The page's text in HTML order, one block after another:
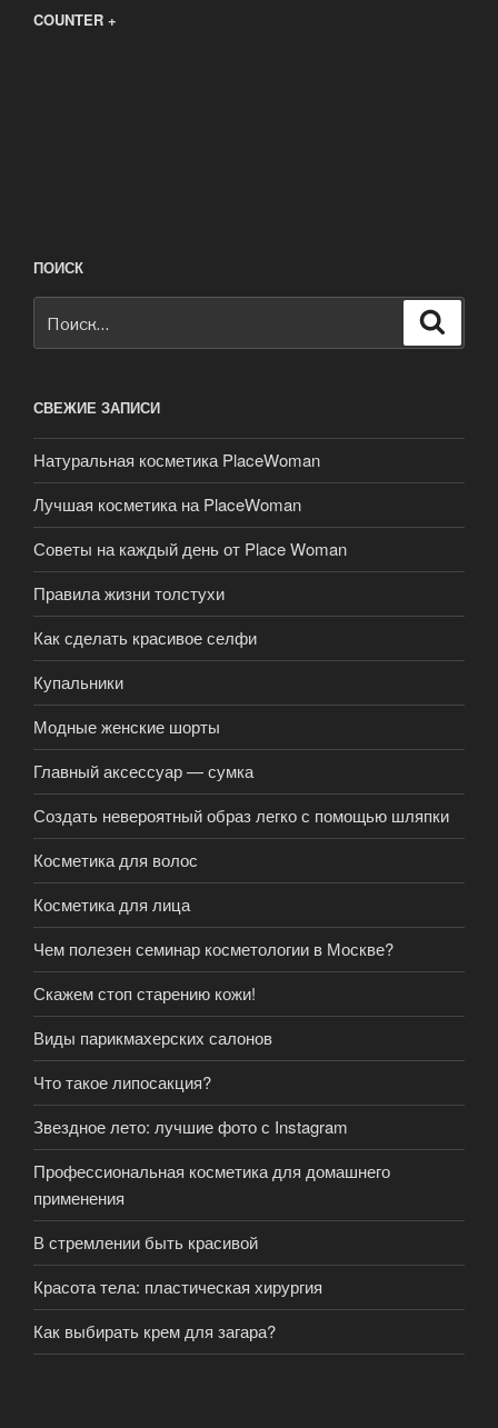
COUNTER +
ПОИСК
СВЕЖИЕ ЗАПИСИ
Натуральная косметика PlaceWoman
Лучшая косметика на PlaceWoman
Советы на каждый день от Place Woman
Правила жизни толстухи
Как сделать красивое селфи
Купальники
Модные женские шорты
Главный аксессуар — сумка
Создать невероятный образ легко с помощью шляпки
Косметика для волос
Косметика для лица
Чем полезен семинар косметологии в Москве?
Скажем стоп старению кожи!
Виды парикмахерских салонов
Что такое липосакция?
Звездное лето: лучшие фото с Instagram
Профессиональная косметика для домашнего
применения
В стремлении быть красивой
Красота тела: пластическая хирургия
Как выбирать крем для загара?